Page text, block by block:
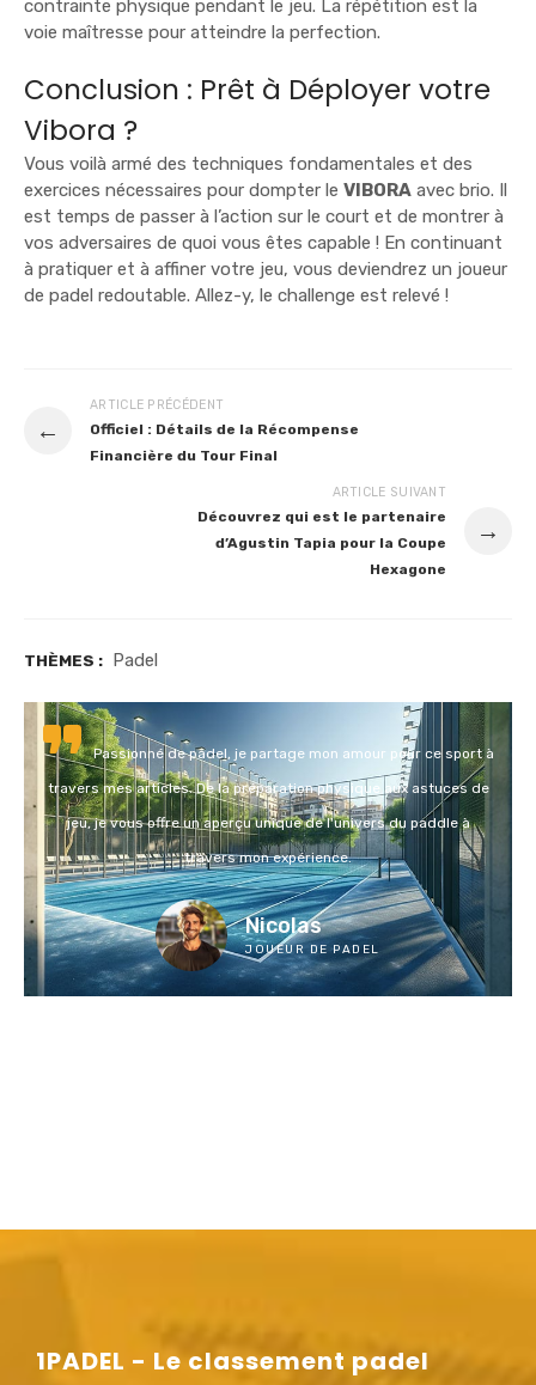
contrainte physique pendant le jeu. La répétition est la
voie maîtresse pour atteindre la perfection.
Conclusion : Prêt à Déployer votre
Vibora ?
Vous voilà armé des techniques fondamentales et des
exercices nécessaires pour dompter le VIBORA avec brio. Il
est temps de passer à l’action sur le court et de montrer à
vos adversaires de quoi vous êtes capable ! En continuant
à pratiquer et à affiner votre jeu, vous deviendrez un joueur
de padel redoutable. Allez-y, le challenge est relevé !
←
ARTICLE PRÉCÉDENT
Officiel : Détails de la Récompense
Financière du Tour Final
ARTICLE SUIVANT
Découvrez qui est le partenaire
d’Agustin Tapia pour la Coupe
Hexagone
→
THÈMES : Padel
Passionné de padel, je partage mon amour pour ce sport à
travers mes articles. De la préparation physique aux astuces de
jeu, je vous offre un aperçu unique de l'univers du paddle à
travers mon expérience.
Nicolas
JOUEUR DE PADEL
1PADEL - Le classement padel